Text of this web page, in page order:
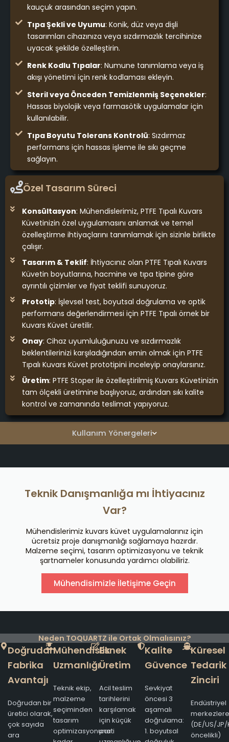
Kullanım Yönergeleri
kauçuk arasından seçim yapın.
Tıpa Şekli ve Uyumu: Konik, düz veya dişli
tasarımları cihazınıza veya sızdırmazlık tercihinize
uyacak şekilde özelleştirin.
Renk Kodlu Tıpalar: Numune tanımlama veya iş
akışı yönetimi için renk kodlaması ekleyin.
Steril veya Önceden Temizlenmiş Seçenekler:
Hassas biyolojik veya farmasötik uygulamalar için
kullanılabilir.
Tıpa Boyutu Tolerans Kontrolü: Sızdırmaz
performans için hassas işleme ile sıkı geçme
sağlayın.
Özel Tasarım Süreci
Konsültasyon: Mühendislerimiz, PTFE Tıpalı Kuvars
Küvetinizin özel uygulamasını anlamak ve temel
özelleştirme ihtiyaçlarını tanımlamak için sizinle birlikte
çalışır.
Tasarım & Teklif: İhtiyacınız olan PTFE Tıpalı Kuvars
Küvetin boyutlarına, hacmine ve tıpa tipine göre
ayrıntılı çizimler ve fiyat teklifi sunuyoruz.
Prototip: İşlevsel test, boyutsal doğrulama ve optik
performans değerlendirmesi için PTFE Tıpalı örnek bir
Kuvars Küvet üretilir.
Onay: Cihaz uyumluluğunuzu ve sızdırmazlık
beklentilerinizi karşıladığından emin olmak için PTFE
Tıpalı Kuvars Küvet prototipini inceleyip onaylarsınız.
Üretim: PTFE Stoper ile özelleştirilmiş Kuvars Küvetinizin
tam ölçekli üretimine başlıyoruz, ardından sıkı kalite
kontrol ve zamanında teslimat yapıyoruz.
Teknik Danışmanlığa mı İhtiyacınız
Var?
Mühendislerimiz kuvars küvet uygulamalarınız için
ücretsiz proje danışmanlığı sağlamaya hazırdır.
Malzeme seçimi, tasarım optimizasyonu ve teknik
şartnameler konusunda yardımcı olabiliriz.
Mühendisimizle İletişime Geçin
Neden TOQUARTZ ile Ortak Olmalısınız?
Doğrudan
Fabrika
Avantajı
Doğrudan bir
üretici olarak,
çok sayıda
ara
Mühendislik
Uzmanlığı
Teknik ekip,
malzeme
seçiminden
tasarım
optimizasyonuna
Esnek
Üretim
Acil teslim
tarihlerini
karşılamak
için küçük
parti
Kalite
Güvence
Sevkiyat
öncesi 3
aşamalı
doğrulama:
1. boyutsal
Küresel
Tedarik
Zinciri
Endüstriyel
merkezlere
(DE/US/JP/
öncelikli)